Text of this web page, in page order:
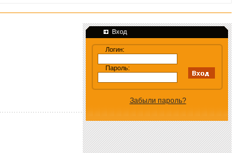
Вход
Логин:
Пароль:
Забыли пароль?